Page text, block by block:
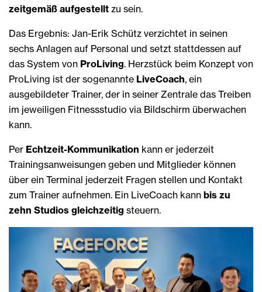
zeitgemäß aufgestellt zu sein.
Das Ergebnis: Jan-Erik Schütz verzichtet in seinen
sechs Anlagen auf Personal und setzt stattdessen auf
das System von ProLiving. Herzstück beim Konzept von
ProLiving ist der sogenannte LiveCoach, ein
ausgebildeter Trainer, der in seiner Zentrale das Treiben
im jeweiligen Fitnessstudio via Bildschirm überwachen
kann.
Per Echtzeit-Kommunikation kann er jederzeit
Trainingsanweisungen geben und Mitglieder können
über ein Terminal jederzeit Fragen stellen und Kontakt
zum Trainer aufnehmen. Ein LiveCoach kann bis zu
zehn Studios gleichzeitig steuern.